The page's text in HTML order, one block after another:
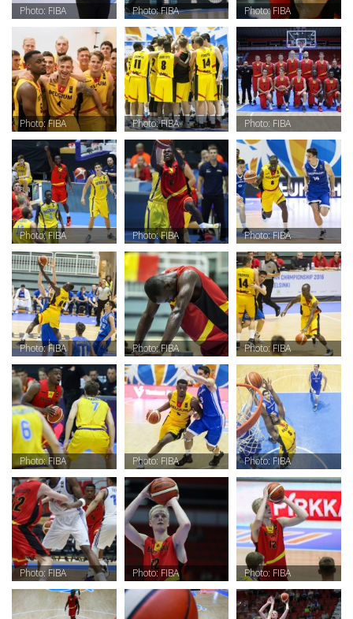
Photo: FIBA Photo: FIBA Photo: FIBA
Photo: FIBA Photo: FIBA Photo: FIBA
Photo: FIBA Photo: FIBA Photo: FIBA
Photo: FIBA Photo: FIBA Photo: FIBA
Photo: FIBA Photo: FIBA Photo: FIBA
Photo: FIBA Photo: FIBA Photo: FIBA